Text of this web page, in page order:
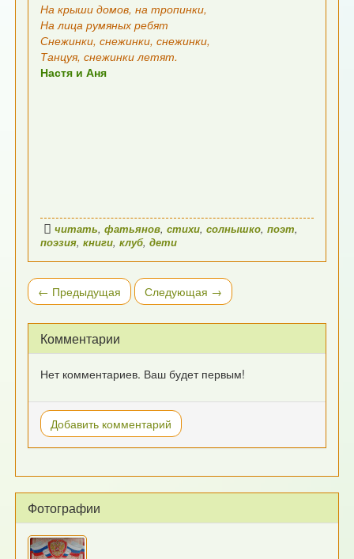
На крыши домов, на тропинки,
На лица румяных ребят
Снежинки, снежинки, снежинки,
Танцуя, снежинки летят.
Настя и Аня
читать,фатьянов,стихи,солнышко,поэт,
поэзия,книги,клуб,дети
← Предыдущая Следующая →
Комментарии
Нет комментариев. Ваш будет первым!
Добавить комментарий
Фотографии